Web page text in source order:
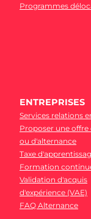
Programmes
ENTREPRISES
Services relations
Proposer une offre
ou d'alternance
Taxe
Formation
Validation d'acquis
d'expérience (VAE)
FAQ Alternance